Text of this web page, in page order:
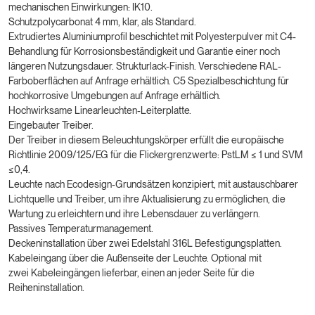
mechanischen Einwirkungen: IK10.
Schutzpolycarbonat 4 mm, klar, als Standard.
Extrudiertes Aluminiumprofil beschichtet mit Polyesterpulver mit C4-
Behandlung für Korrosionsbeständigkeit und Garantie einer noch
längeren Nutzungsdauer. Strukturlack-Finish. Verschiedene RAL-
Farboberflächen auf Anfrage erhältlich. C5 Spezialbeschichtung für
hochkorrosive Umgebungen auf Anfrage erhältlich.
Hochwirksame Linearleuchten-Leiterplatte.
Eingebauter Treiber.
Der Treiber in diesem Beleuchtungskörper erfüllt die europäische
Richtlinie 2009/125/EG für die Flickergrenzwerte: PstLM ≤ 1 und SVM
≤0,4.
Leuchte nach Ecodesign-Grundsätzen konzipiert, mit austauschbarer
Lichtquelle und Treiber, um ihre Aktualisierung zu ermöglichen, die
Wartung zu erleichtern und ihre Lebensdauer zu verlängern.
Passives Temperaturmanagement.
Deckeninstallation über zwei Edelstahl 316L Befestigungsplatten.
Kabeleingang über die Außenseite der Leuchte. Optional mit
zwei Kabeleingängen lieferbar, einen an jeder Seite für die
Reiheninstallation.